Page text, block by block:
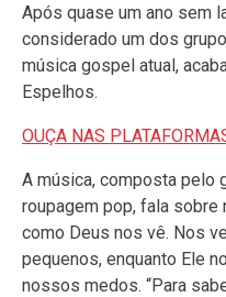
Após quase um ano sem
considerado um dos
música gospel atual,
Espelhos.
OUÇA NAS
A música, composta pelo
roupagem pop, fala
como Deus nos vê. Nos
pequenos, enquanto Ele
nossos medos. “Para